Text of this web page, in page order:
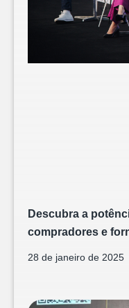
Descubra a
compradores e
28 de janeiro de 2025